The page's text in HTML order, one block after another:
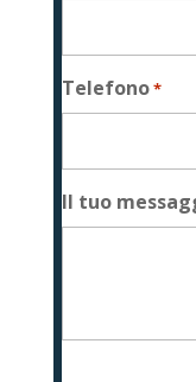
Telefono*
Il tuo